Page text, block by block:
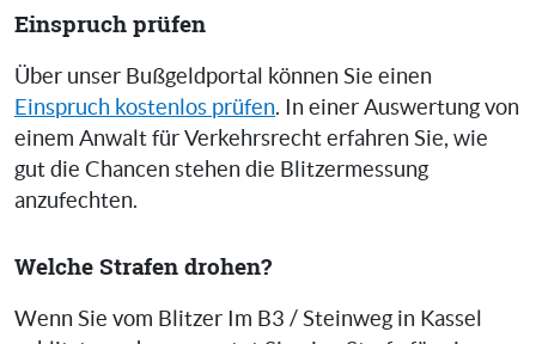
Einspruch prüfen
Über unser Bußgeldportal können Sie einen
Einspruch kostenlos prüfen. In einer Auswertung von
einem Anwalt für Verkehrsrecht erfahren Sie, wie
gut die Chancen stehen die Blitzermessung
anzufechten.
Welche Strafen drohen?
Wenn Sie vom Blitzer Im B3 / Steinweg in Kassel